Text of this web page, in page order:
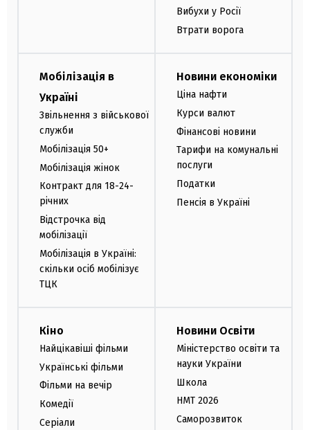
Вибухи у Росії
Втрати ворога
Мобілізація в
Україні
Звільнення з військової
служби
Мобілізація 50+
Мобілізація жінок
Контракт для 18-24-
річних
Відстрочка від
мобілізації
Мобілізація в Україні:
скільки осіб мобілізує
ТЦК
Новини економіки
Ціна нафти
Курси валют
Фінансові новини
Тарифи на комунальні
послуги
Податки
Пенсія в Україні
Кіно
Найцікавіші фільми
Українські фільми
Фільми на вечір
Комедії
Серіали
Новини Освіти
Міністерство освіти та
науки України
Школа
НМТ 2026
Саморозвиток